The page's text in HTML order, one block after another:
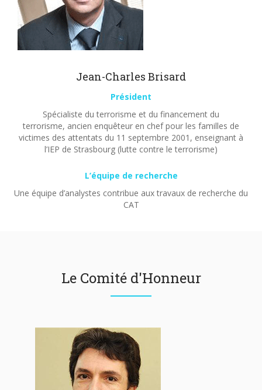
Jean-Charles Brisard
Président
Spécialiste du terrorisme et du financement du
terrorisme, ancien enquêteur en chef pour les familles de
victimes des attentats du 11 septembre 2001, enseignant à
l’IEP de Strasbourg (lutte contre le terrorisme)
L’équipe de recherche
Une équipe d’analystes contribue aux travaux de recherche du
CAT
Le Comité d'Honneur